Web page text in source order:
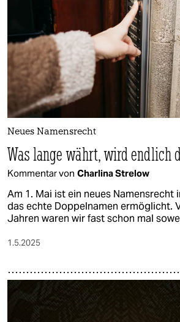
Neues Namensrecht
Was lange währt, wird endlich
Kommentar von Charlina Strelow
Am 1. Mai ist ein neues Namensrecht
das echte Doppelnamen ermöglicht.
Jahren waren wir fast schon mal
1.5.2025